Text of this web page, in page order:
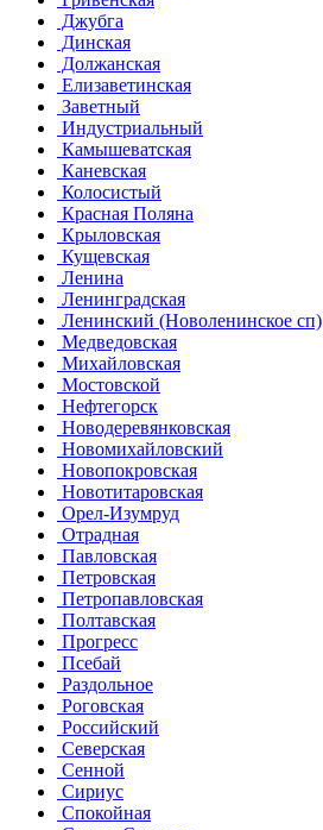
Джубга
Динская
Должанская
Елизаветинская
Заветный
Индустриальный
Камышеватская
Каневская
Колосистый
Красная Поляна
Крыловская
Кущевская
Ленина
Ленинградская
Ленинский (Новоленинское сп)
Медведовская
Михайловская
Мостовской
Нефтегорск
Новодеревянковская
Новомихайловский
Новопокровская
Новотитаровская
Орел-Изумруд
Отрадная
Павловская
Петровская
Петропавловская
Полтавская
Прогресс
Псебай
Раздольное
Роговская
Российский
Северская
Сенной
Сириус
Спокойная